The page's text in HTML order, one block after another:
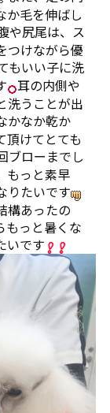
か毛を伸ばし
や尻尾は、ス
つけながら優
もいい子に洗
耳の内側や
洗うことが出
かなか乾か
頂けてとても
ブローまでし
もっと素早
りたいです
構あったの
もっと暑くな
いです